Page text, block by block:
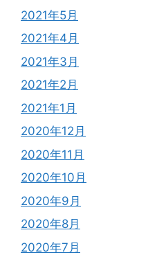
2021年5月
2021年4月
2021年3月
2021年2月
2021年1月
2020年12月
2020年11月
2020年10月
2020年9月
2020年8月
2020年7月